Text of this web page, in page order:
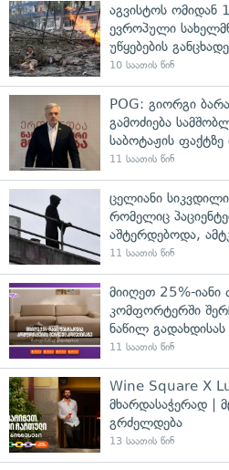
აგვისტოს
ევროპული
უწყებების
10 საათის წინ
POG: გიორგი
გამოძიება
საბოტაჟის ფაქტზე
11 საათის წინ
ცელიანი
რომელიც
აშტერდებოდა,
11 საათის წინ
მიიღეთ 25%-იანი
კომფორტერში
ნაწილ გადახდისას
11 საათის წინ
Wine Square X
მხარდასაჭერად |
გრძელდება
13 საათის წინ